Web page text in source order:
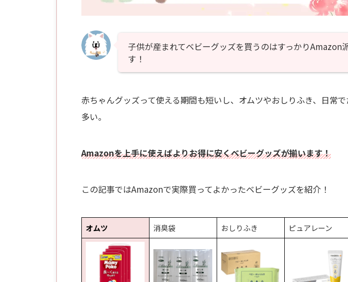
子供が産まれてベビーグッズを買うのはすっかりAmazon
す！
赤ちゃんグッズって使える期間も短いし、オムツやおしりふき、日常
多い。
Amazonを上手に使えばよりお得に安くベビーグッズが揃います！
この記事ではAmazonで実際買ってよかったベビーグッズを紹介！
オムツ 消臭袋 おしりふき ピュアレーン